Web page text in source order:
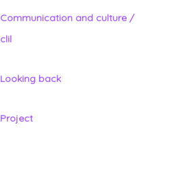
Communication and culture /
clil
Looking back
Project